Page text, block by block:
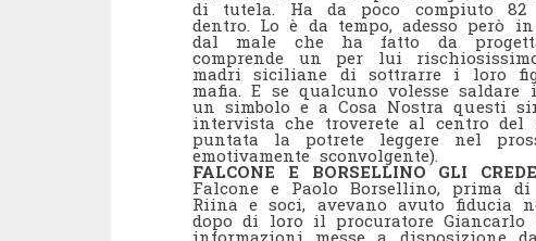
di tutela. Ha da poco compiuto
dentro. Lo è da tempo, adesso però
dal male che ha fatto da
comprende un per lui
madri siciliane di sottrarre i loro
mafia. E se qualcuno volesse
un simbolo e a Cosa Nostra questi
intervista che troverete al centro del
puntata la potrete leggere nel
emotivamente sconvolgente).
FALCONE E BORSELLINO GLI
Falcone e Paolo Borsellino, prima
Riina e soci, avevano avuto fiducia
dopo di loro il procuratore